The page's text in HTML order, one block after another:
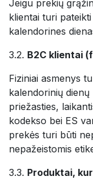
Jeigu prekių
klientai turi
kalendorines
3.2. B2C klientai
Fiziniai asmenys
kalendorinių
priežasties,
kodekso bei ES
prekės turi būti
nepažeistomis
3.3. Produktai,